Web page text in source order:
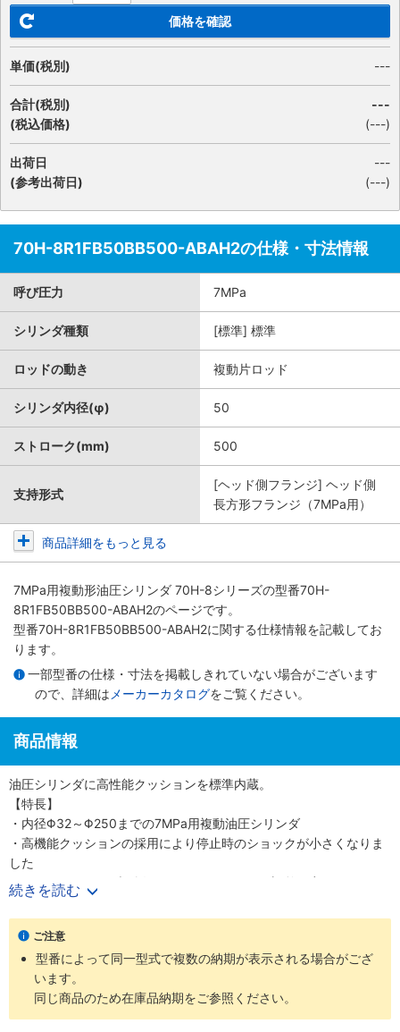
価格を確認
単価(税別) ---
合計(税別)
(税込価格)
---
(---)
出荷日
(参考出荷日)
---
(---)
70H-8R1FB50BB500-ABAH2の仕様・寸法情報
呼び圧力 7MPa
シリンダ種類 [標準] 標準
ロッドの動き 複動片ロッド
シリンダ内径(φ) 50
ストローク(mm) 500
支持形式
[ヘッド側フランジ] ヘッド側
長方形フランジ（7MPa用）
商品詳細をもっと見る
7MPa用複動形油圧シリンダ 70H-8シリーズの型番70H-
8R1FB50BB500-ABAH2のページです。
型番70H-8R1FB50BB500-ABAH2に関する仕様情報を記載してお
ります。
一部型番の仕様・寸法を掲載しきれていない場合がございます
ので、詳細は メーカーカタログをご覧ください。
商品情報
油圧シリンダに高性能クッションを標準内蔵。
【特長】
・内径Φ32～Φ250までの7MPa用複動油圧シリンダ
・高機能クッションの採用により停止時のショックが小さくなりま
した
・クッションバルブの採用により、クッション調整が容易になりま
した
・クッションバルブは、安全対策として、抜け止め機構、およびゆ
るみ止め用ロックナットを採用しました
・バリエーション豊富かつ保全性を良くした、小形スイッチを標準
化しました
続きを読む
ご注意
型番によって同一型式で複数の納期が表示される場合がござ
います。
同じ商品のため在庫品納期をご参照ください。